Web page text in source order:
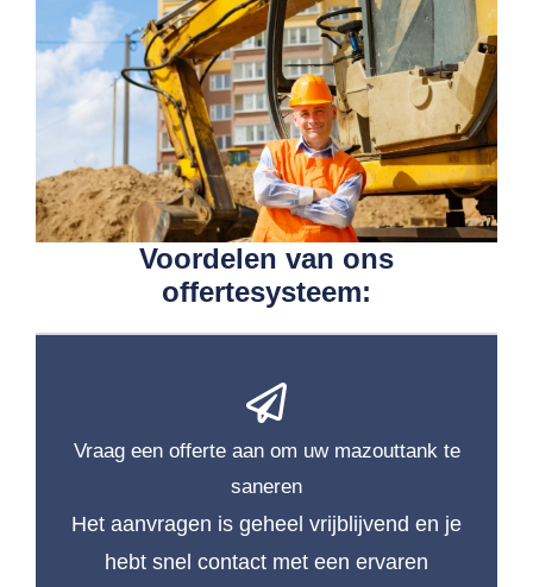
Voordelen van ons
offertesysteem:
Vraag een offerte aan om uw mazouttank te
saneren
Het aanvragen is geheel vrijblijvend en je
hebt snel contact met een ervaren